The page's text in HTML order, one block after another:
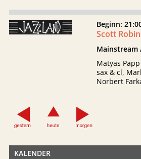
Beginn:
Scott
Mainstream
Matyas
sax & cl,
Norbert
KALENDER